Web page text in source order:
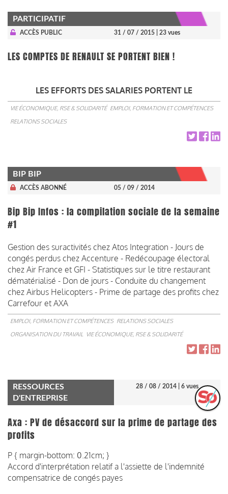
PARTICIPATIF
ACCÈS PUBLIC 31 / 07 / 2015 | 23 vues
LES COMPTES DE RENAULT SE PORTENT BIEN !
LES EFFORTS DES SALARIES PORTENT LE
VIE ÉCONOMIQUE, RSE & SOLIDARITÉ EMPLOI, FORMATION ET COMPÉTENCES
RELATIONS SOCIALES
BIP BIP
ACCÈS ABONNÉ 05 / 09 / 2014
Bip Bip Infos : la compilation sociale de la semaine
#1
Gestion des suractivités chez Atos Integration - Jours de
congés perdus chez Accenture - Redécoupage électoral
chez Air France et GFI - Statistiques sur le titre restaurant
dématérialisé - Don de jours - Conduite du changement
chez Airbus Helicopters - Prime de partage des profits chez
Carrefour et AXA
EMPLOI, FORMATION ET COMPÉTENCES RELATIONS SOCIALES
ORGANISATION DU TRAVAIL VIE ÉCONOMIQUE, RSE & SOLIDARITÉ
RESSOURCES
D'ENTREPRISE
28 / 08 / 2014 | 6 vues
Axa : PV de désaccord sur la prime de partage des
profits
P { margin-bottom: 0.21cm; }
Accord d'interprétation relatif a l'assiette de l'indemnité
compensatrice de congés payes